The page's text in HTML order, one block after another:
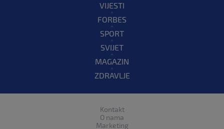
VIJESTI
FORBES
SPORT
SVIJET
MAGAZIN
ZDRAVLJE
Kontakt
O nama
Marketing